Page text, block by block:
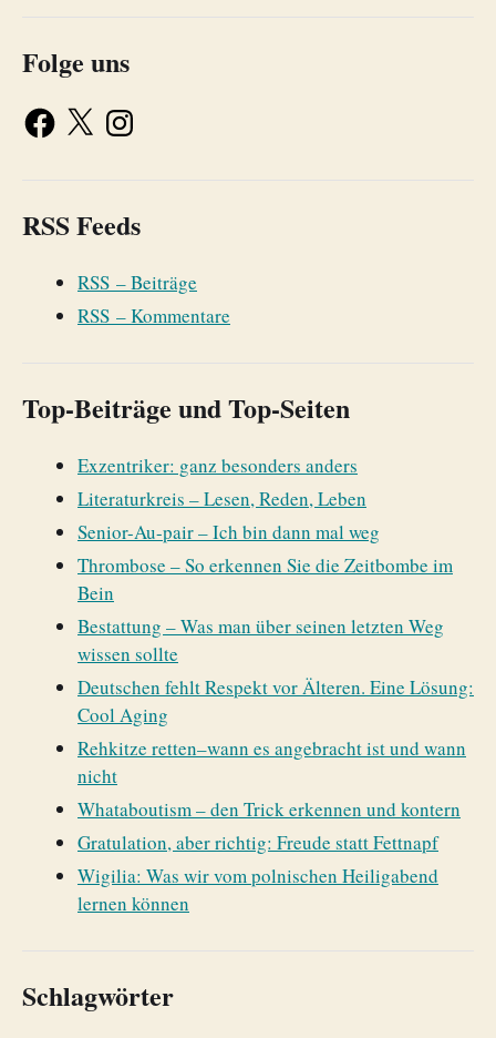
Folge uns
RSS Feeds
RSS – Beiträge
RSS – Kommentare
Top-Beiträge und Top-Seiten
Exzentriker: ganz besonders anders
Literaturkreis – Lesen, Reden, Leben
Senior-Au-pair – Ich bin dann mal weg
Thrombose – So erkennen Sie die Zeitbombe im
Bein
Bestattung – Was man über seinen letzten Weg
wissen sollte
Deutschen fehlt Respekt vor Älteren. Eine Lösung:
Cool Aging
Rehkitze retten–wann es angebracht ist und wann
nicht
Whataboutism – den Trick erkennen und kontern
Gratulation, aber richtig: Freude statt Fettnapf
Wigilia: Was wir vom polnischen Heiligabend
lernen können
Schlagwörter